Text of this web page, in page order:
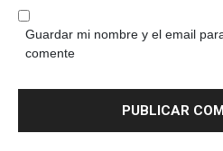
Guardar mi nombre y el email
comente